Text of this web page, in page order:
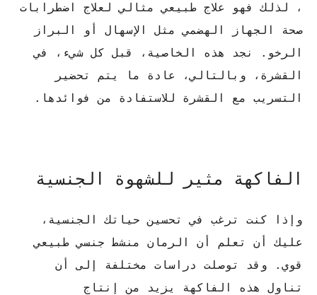
، لذلك فهو علاج طبيعي مثالي لعلاج اضطرابات
صحة الجهاز الهضمي مثل الإسهال أو البراز
الرخو. نجد هذه الخاصية، قبل كل شيء، في
القشرة، وبالتالي، عادة ما يتم تحضير
التسريب مع القشرة للاستفادة من فوائدها.
الفاكهة مثير للشهوة الجنسية
وإذا كنت ترغب في تحسين حياتك الجنسية،
عليك أن تعلم أن الرمان منشط جنسي طبيعي
قوي. وقد توصلت دراسات مختلفة إلى أن
تناول هذه الفاكهة يزيد من إنتاج